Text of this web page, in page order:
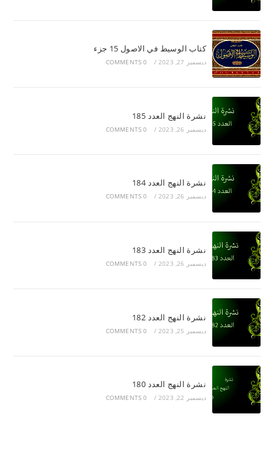
كتاب الوسيط في الاصول 15 جزء
ديسمبر 27, 2023 /
0 COMMENTS
نشرة النهج العدد 185
ديسمبر 26, 2023 /
0 COMMENTS
نشرة النهج العدد 184
ديسمبر 26, 2023 /
0 COMMENTS
نشرة النهج العدد 183
ديسمبر 26, 2023 /
0 COMMENTS
نشرة النهج العدد 182
ديسمبر 25, 2023 /
0 COMMENTS
نشرة النهج العدد 180
ديسمبر 22, 2023 /
0 COMMENTS